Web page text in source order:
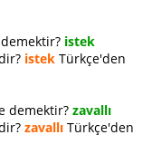
istek
istek Türkçe'den
demektir? zavallı
zavallı Türkçe'den